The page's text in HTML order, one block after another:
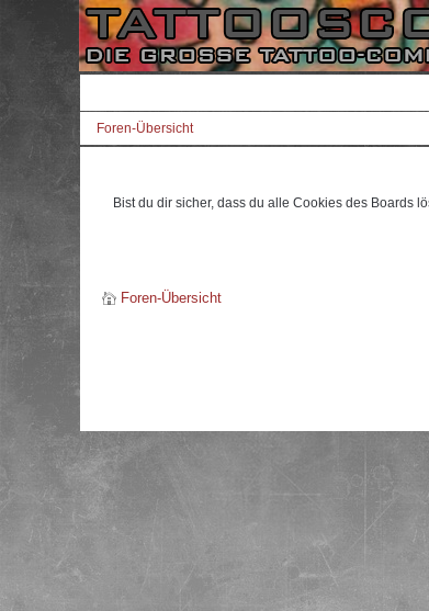
Foren-Übersicht
Bist du dir sicher, dass du alle Cookies des Boards
Foren-Übersicht